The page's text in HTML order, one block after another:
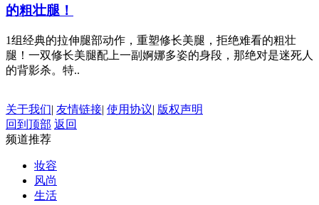
的粗壮腿！
1组经典的拉伸腿部动作，重塑修长美腿，拒绝难看的粗壮
腿！一双修长美腿配上一副婀娜多姿的身段，那绝对是迷死人
的背影杀。特..
关于我们| 友情链接| 使用协议| 版权声明
回到顶部 返回
频道推荐
妆容
风尚
生活